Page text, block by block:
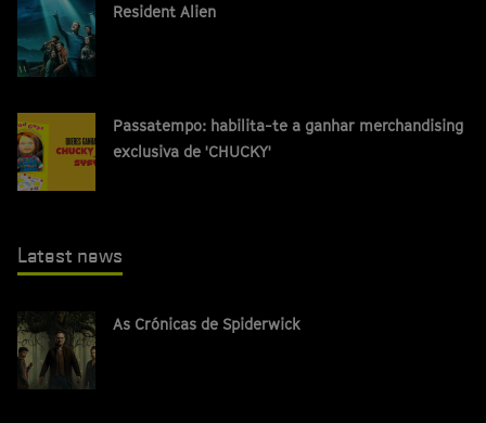
Resident Alien
Passatempo: habilita-te a ganhar merchandising
exclusiva de 'CHUCKY'
Latest news
As Crónicas de Spiderwick